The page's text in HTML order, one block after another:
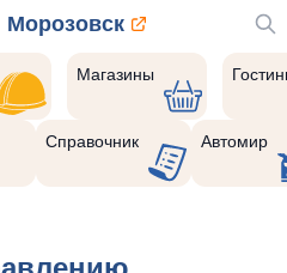
Морозовск
Магазины
Справочник Автомир